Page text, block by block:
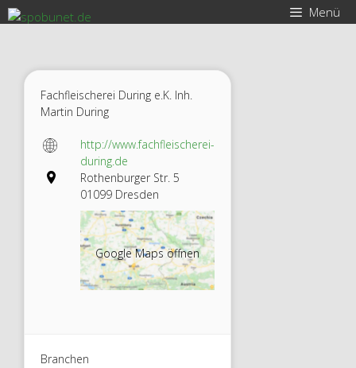
Zum
Inhalt
Menü
Fachfleischerei During e.K. Inh.
Martin During
http://www.fachfleischerei-
during.de
Rothenburger Str. 5
01099 Dresden
Google Maps öffnen
Branchen